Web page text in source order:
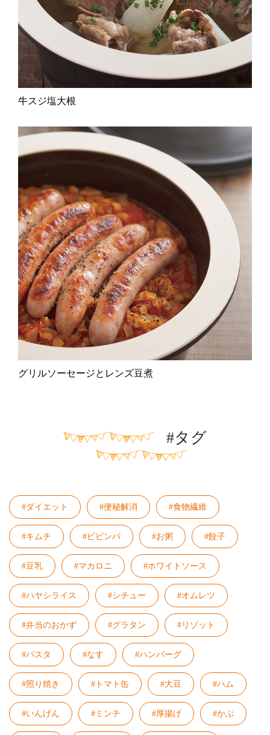
牛スジ塩大根
グリルソーセージとレンズ豆煮
#タグ
#ダイエット #便秘解消 #食物繊維
#キムチ #ビビンバ #お粥 #餃子
#豆乳 #マカロニ #ホワイトソース
#ハヤシライス #シチュー #オムレツ
#弁当のおかず #グラタン #リゾット
#パスタ #なす #ハンバーグ
#照り焼き #トマト缶 #大豆 #ハム
#いんげん #ミンチ #厚揚げ #かぶ